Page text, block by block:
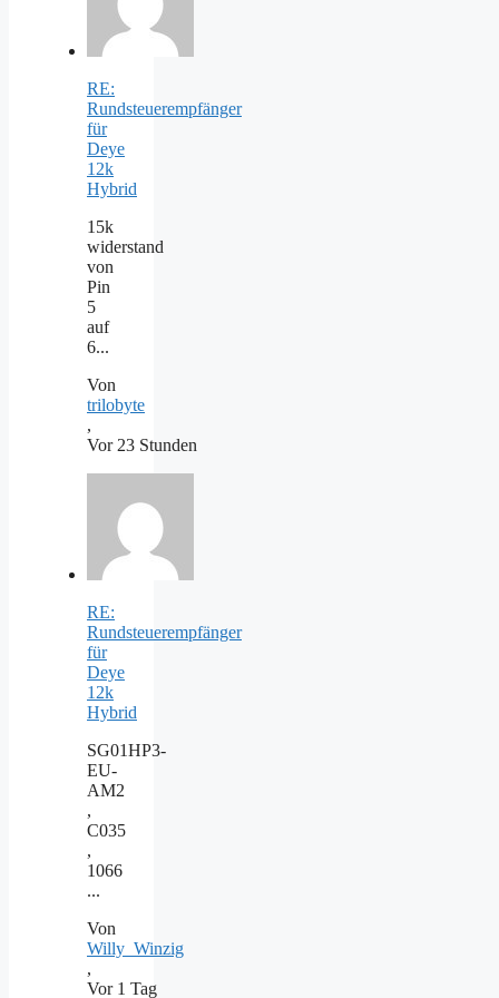
RE:
Rundsteuerempfänger
für
Deye
12k
Hybrid
15k
widerstand
von
Pin
5
auf
6...
Von
trilobyte
,
Vor 23 Stunden
RE:
Rundsteuerempfänger
für
Deye
12k
Hybrid
SG01HP3-
EU-
AM2
,
C035
,
1066
...
Von
Willy_Winzig
,
Vor 1 Tag